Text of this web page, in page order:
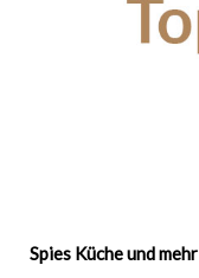
Spies Küche und mehr